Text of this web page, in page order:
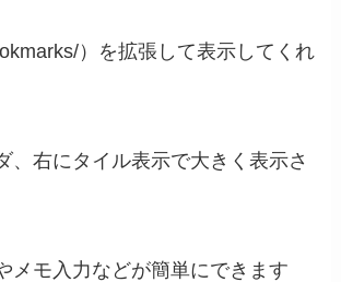
）を拡張して表示してくれ
、右にタイル表示で大きく表示さ
メモ入力などが簡単にできます